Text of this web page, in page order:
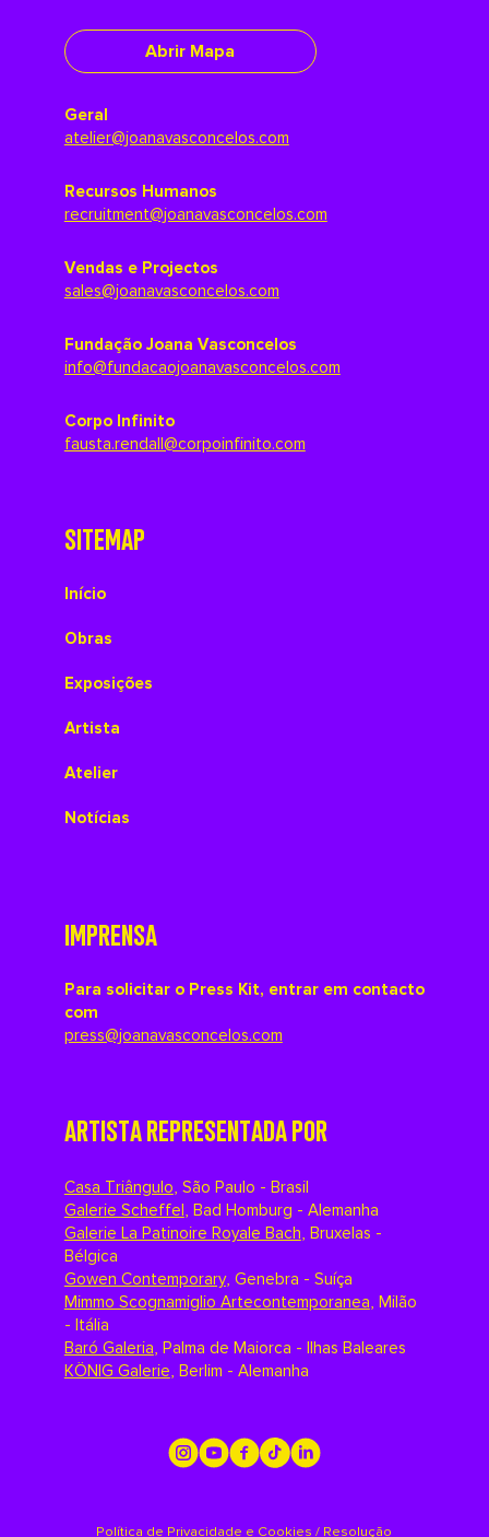
Abrir Mapa
Geral
atelier@joanavasconcelos.com
Recursos Humanos
recruitment@joanavasconcelos.com
Vendas e Projectos
sales@joanavasconcelos.com
Fundação Joana Vasconcelos
info@fundacaojoanavasconcelos.com
Corpo Infinito
fausta.rendall@corpoinfinito.com
SITEMAP
Início
Obras
Exposições
Artista
Atelier
Notícias
IMPRENSA
Para solicitar o Press Kit, entrar em contacto
com
press@joanavasconcelos.com
ARTISTA REPRESENTADA POR
Casa Triângulo, São Paulo - Brasil
Galerie Scheffel, Bad Homburg - Alemanha
Galerie La Patinoire Royale Bach, Bruxelas -
Bélgica
Gowen Contemporary, Genebra - Suíça
Mimmo Scognamiglio Artecontemporanea, Milão
- Itália
Baró Galeria, Palma de Maiorca - Ilhas Baleares
KÖNIG Galerie, Berlim - Alemanha
Política de Privacidade e Cookies / Resolução